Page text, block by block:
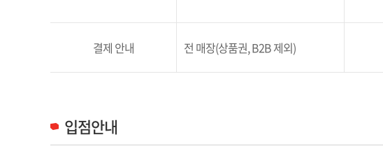
결제 안내 전 매장(상품권, B2B 제외)
입점안내